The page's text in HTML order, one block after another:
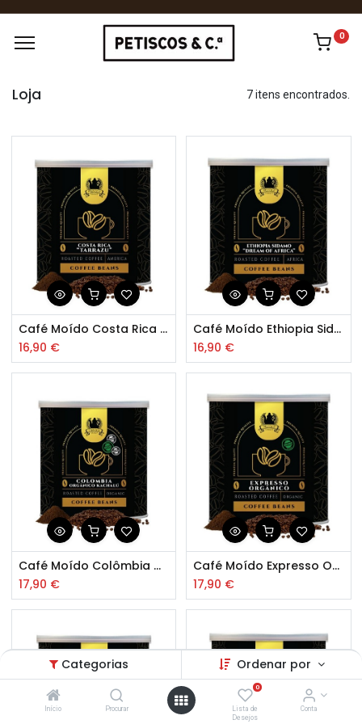
Categorias Ordenar por
Início Procurar
0
Lista de
Desejos
Conta
0
Loja 7 itens encontrados.
Café Moído Costa Rica “Tarrazu” 200gr
16,90 €
Café Moído Ethiopia Sidamo "Dream of Africa" 200gr
16,90 €
Café Moído Colômbia Orgânico Kachalú 200gr
17,90 €
Café Moído Expresso Orgânico 200gr
17,90 €